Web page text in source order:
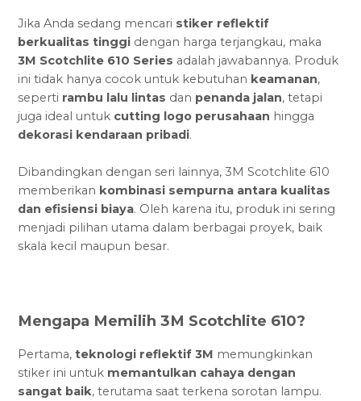
Jika Anda sedang mencari stiker reflektif
berkualitas tinggi dengan harga terjangkau, maka
3M Scotchlite 610 Series adalah jawabannya. Produk
ini tidak hanya cocok untuk kebutuhan keamanan,
seperti rambu lalu lintas dan penanda jalan, tetapi
juga ideal untuk cutting logo perusahaan hingga
dekorasi kendaraan pribadi.
Dibandingkan dengan seri lainnya, 3M Scotchlite 610
memberikan kombinasi sempurna antara kualitas
dan efisiensi biaya. Oleh karena itu, produk ini sering
menjadi pilihan utama dalam berbagai proyek, baik
skala kecil maupun besar.
Mengapa Memilih 3M Scotchlite 610?
Pertama,teknologi reflektif 3M memungkinkan
stiker ini untuk memantulkan cahaya dengan
sangat baik, terutama saat terkena sorotan lampu.